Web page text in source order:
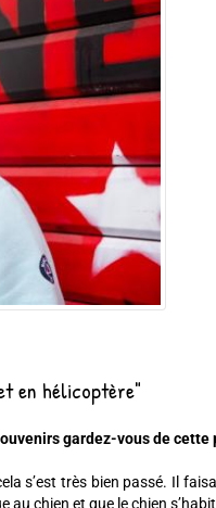
en hélicoptère"
gardez-vous de cette
s’est très bien passé. Il
au chien et que le chien